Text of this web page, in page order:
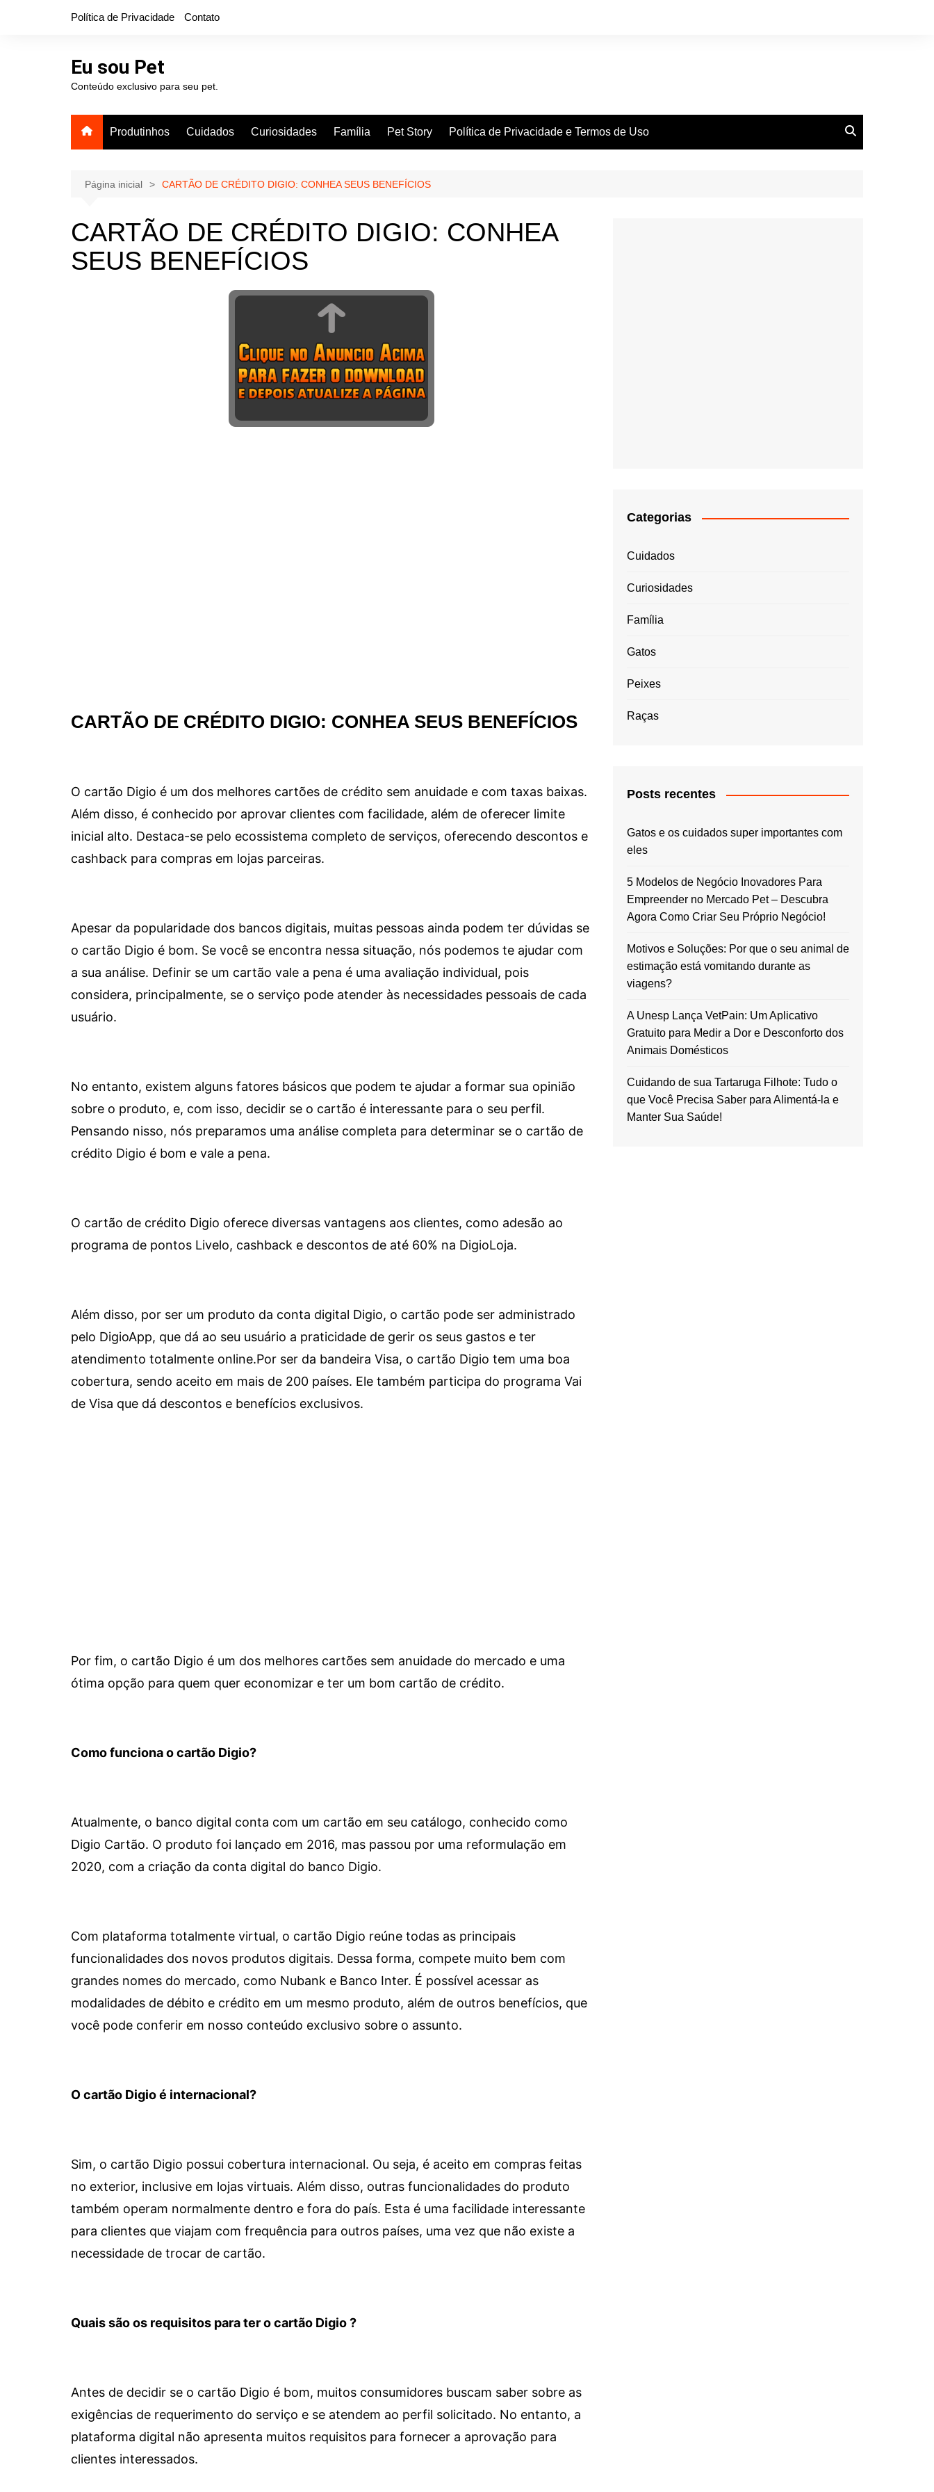
Política de Privacidade Contato
Eu sou Pet
Conteúdo exclusivo para seu pet.
Produtinhos Cuidados Curiosidades Família Pet Story Política de Privacidade e Termos de Uso
Página inicial CARTÃO DE CRÉDITO DIGIO: CONHEA SEUS BENEFÍCIOS
CARTÃO DE CRÉDITO DIGIO: CONHEA
SEUS BENEFÍCIOS
CARTÃO DE CRÉDITO DIGIO: CONHEA SEUS BENEFÍCIOS
O cartão Digio é um dos melhores cartões de crédito sem anuidade e com taxas baixas.
Além disso, é conhecido por aprovar clientes com facilidade, além de oferecer limite
inicial alto. Destaca-se pelo ecossistema completo de serviços, oferecendo descontos e
cashback para compras em lojas parceiras.
Apesar da popularidade dos bancos digitais, muitas pessoas ainda podem ter dúvidas se
o cartão Digio é bom. Se você se encontra nessa situação, nós podemos te ajudar com
a sua análise. Definir se um cartão vale a pena é uma avaliação individual, pois
considera, principalmente, se o serviço pode atender às necessidades pessoais de cada
usuário.
No entanto, existem alguns fatores básicos que podem te ajudar a formar sua opinião
sobre o produto, e, com isso, decidir se o cartão é interessante para o seu perfil.
Pensando nisso, nós preparamos uma análise completa para determinar se o cartão de
crédito Digio é bom e vale a pena.
O cartão de crédito Digio oferece diversas vantagens aos clientes, como adesão ao
programa de pontos Livelo, cashback e descontos de até 60% na DigioLoja.
Além disso, por ser um produto da conta digital Digio, o cartão pode ser administrado
pelo DigioApp, que dá ao seu usuário a praticidade de gerir os seus gastos e ter
atendimento totalmente online.Por ser da bandeira Visa, o cartão Digio tem uma boa
cobertura, sendo aceito em mais de 200 países. Ele também participa do programa Vai
de Visa que dá descontos e benefícios exclusivos.
Por fim, o cartão Digio é um dos melhores cartões sem anuidade do mercado e uma
ótima opção para quem quer economizar e ter um bom cartão de crédito.
Como funciona o cartão Digio?
Atualmente, o banco digital conta com um cartão em seu catálogo, conhecido como
Digio Cartão. O produto foi lançado em 2016, mas passou por uma reformulação em
2020, com a criação da conta digital do banco Digio.
Com plataforma totalmente virtual, o cartão Digio reúne todas as principais
funcionalidades dos novos produtos digitais. Dessa forma, compete muito bem com
grandes nomes do mercado, como Nubank e Banco Inter. É possível acessar as
modalidades de débito e crédito em um mesmo produto, além de outros benefícios, que
você pode conferir em nosso conteúdo exclusivo sobre o assunto.
O cartão Digio é internacional?
Sim, o cartão Digio possui cobertura internacional. Ou seja, é aceito em compras feitas
no exterior, inclusive em lojas virtuais. Além disso, outras funcionalidades do produto
também operam normalmente dentro e fora do país. Esta é uma facilidade interessante
para clientes que viajam com frequência para outros países, uma vez que não existe a
necessidade de trocar de cartão.
Quais são os requisitos para ter o cartão Digio ?
Antes de decidir se o cartão Digio é bom, muitos consumidores buscam saber sobre as
exigências de requerimento do serviço e se atendem ao perfil solicitado. No entanto, a
plataforma digital não apresenta muitos requisitos para fornecer a aprovação para
clientes interessados.
Categorias
Cuidados
Curiosidades
Família
Gatos
Peixes
Raças
Posts recentes
Gatos e os cuidados super importantes com
eles
5 Modelos de Negócio Inovadores Para
Empreender no Mercado Pet – Descubra
Agora Como Criar Seu Próprio Negócio!
Motivos e Soluções: Por que o seu animal de
estimação está vomitando durante as
viagens?
A Unesp Lança VetPain: Um Aplicativo
Gratuito para Medir a Dor e Desconforto dos
Animais Domésticos
Cuidando de sua Tartaruga Filhote: Tudo o
que Você Precisa Saber para Alimentá-la e
Manter Sua Saúde!